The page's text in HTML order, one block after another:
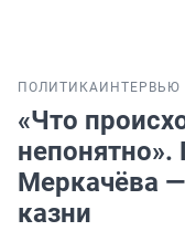
ПОЛИТИКА ИНТЕРВЬЮ
«Что
Меркачёва
казни